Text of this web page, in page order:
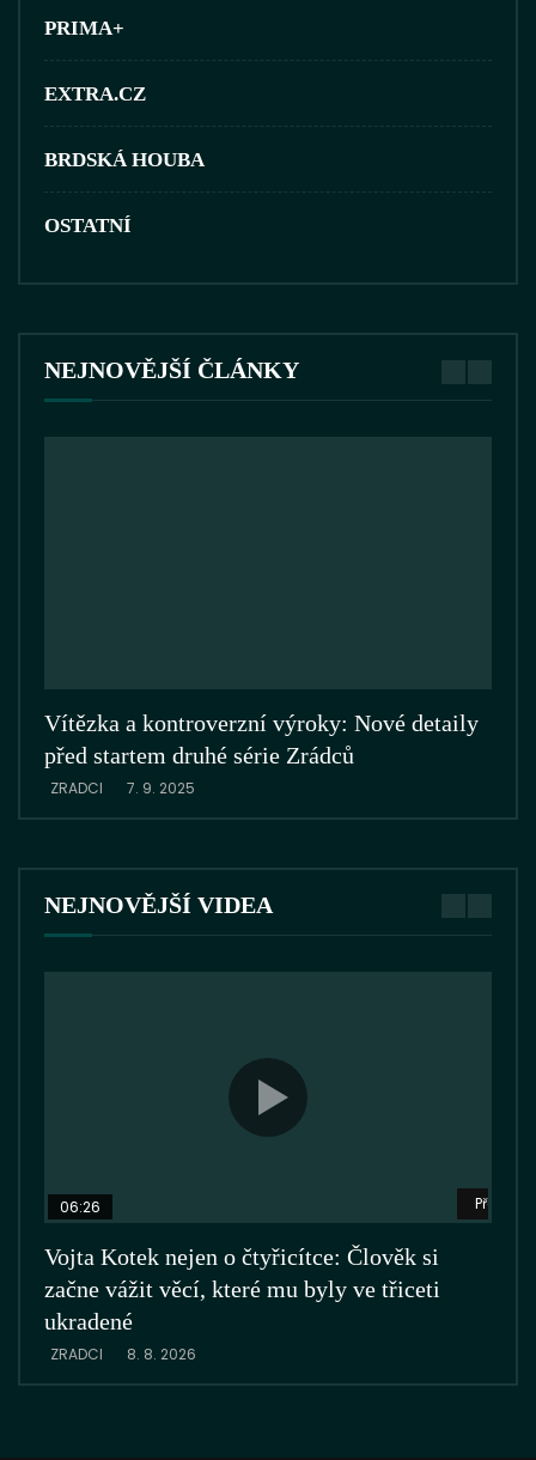
PRIMA+
EXTRA.CZ
BRDSKÁ HOUBA
OSTATNÍ
NEJNOVĚJŠÍ ČLÁNKY
Vítězka a kontroverzní výroky: Nové detaily
před startem druhé série Zrádců
ZRADCI 7. 9. 2025
NEJNOVĚJŠÍ VIDEA
Přehrát
06:26
Vojta Kotek nejen o čtyřicítce: Člověk si
začne vážit věcí, které mu byly ve třiceti
ukradené
ZRADCI 8. 8. 2026